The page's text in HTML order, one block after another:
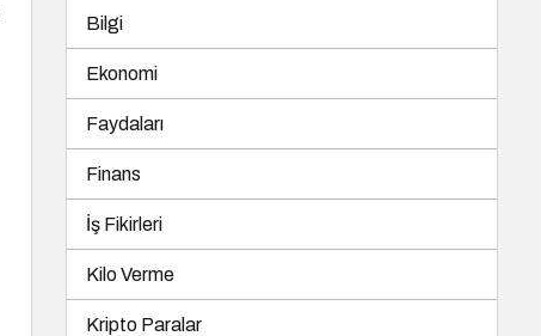
Bilgi
Ekonomi
Faydaları
Finans
İş Fikirleri
Kilo Verme
Kripto Paralar